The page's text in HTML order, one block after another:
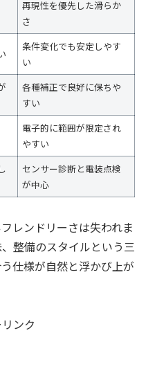
再現性を優先した滑らか
さ
条件変化でも安定しやす
い
各種補正で良好に保ちや
すい
電子的に範囲が限定され
やすい
センサー診断と電装点検
が中心
レンドリーさは失われま
整備のスタイルという三
仕様が自然と浮かび上が
ンク